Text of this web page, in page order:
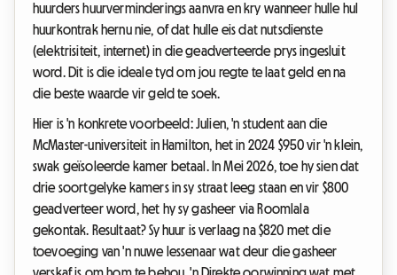
huurders huurverminderings aanvra en kry wanneer hulle hul
huurkontrak hernu nie, of dat hulle eis dat nutsdienste
(elektrisiteit, internet) in die geadverteerde prys ingesluit
word. Dit is die ideale tyd om jou regte te laat geld en na
die beste waarde vir geld te soek.
Hier is 'n konkrete voorbeeld: Julien, 'n student aan die
McMaster-universiteit in Hamilton, het in 2024 $950 vir 'n klein,
swak geïsoleerde kamer betaal. In Mei 2026, toe hy sien dat
drie soortgelyke kamers in sy straat leeg staan en vir $800
geadverteer word, het hy sy gasheer via Roomlala
gekontak. Resultaat? Sy huur is verlaag na $820 met die
toevoeging van 'n nuwe lessenaar wat deur die gasheer